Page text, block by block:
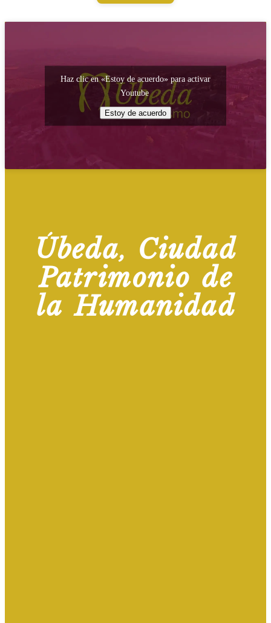
Haz clic en «Estoy de acuerdo» para activar
Youtube
Estoy de acuerdo
Úbeda, Ciudad
Patrimonio de
la Humanidad